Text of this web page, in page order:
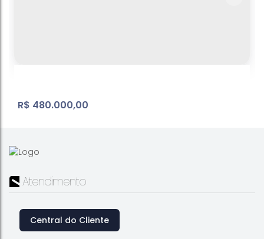
Condomínio - casa
R$ 480.000,00
Atendimento
Central do Cliente